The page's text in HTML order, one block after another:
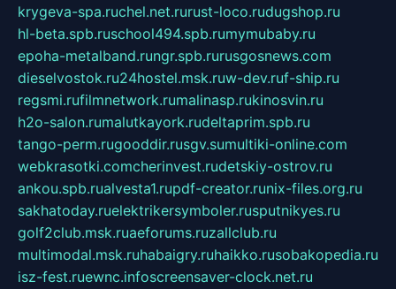
krygeva-spa.ruchel.net.rurust-loco.rudugshop.ru
hl-beta.spb.ruschool494.spb.rumymubaby.ru
epoha-metalband.rungr.spb.rurusgosnews.com
dieselvostok.ru24hostel.msk.ruw-dev.ruf-ship.ru
regsmi.rufilmnetwork.rumalinasp.rukinosvin.ru
h2o-salon.rumalutkayork.rudeltaprim.spb.ru
tango-perm.rugooddir.rusgv.sumultiki-online.com
webkrasotki.comcherinvest.rudetskiy-ostrov.ru
ankou.spb.rualvesta1.rupdf-creator.runix-files.org.ru
sakhatoday.ruelektrikersymboler.rusputnikyes.ru
golf2club.msk.ruaeforums.ruzallclub.ru
multimodal.msk.ruhabaigry.ruhaikko.rusobakopedia.ru
isz-fest.ruewnc.infoscreensaver-clock.net.ru